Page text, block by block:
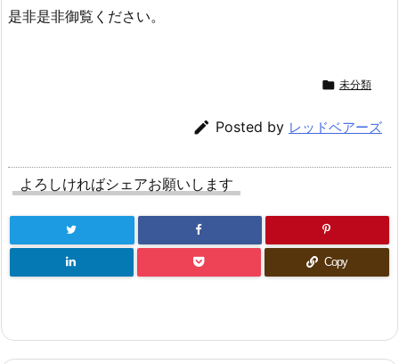
是非是非御覧ください。
 未分類
 Posted by レッドベアーズ
よろしければシェアお願いします
Copy